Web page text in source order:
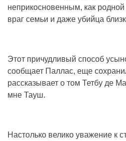
неприкосновенным, как
враг семьи и даже убийца
Этот причудливый способ
сообщает Паллас, еще
рассказывает о том Тетбу де
мне Тауш.
Настолько велико уважение к